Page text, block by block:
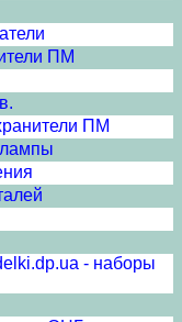
ПМ
ПМ
- наборы